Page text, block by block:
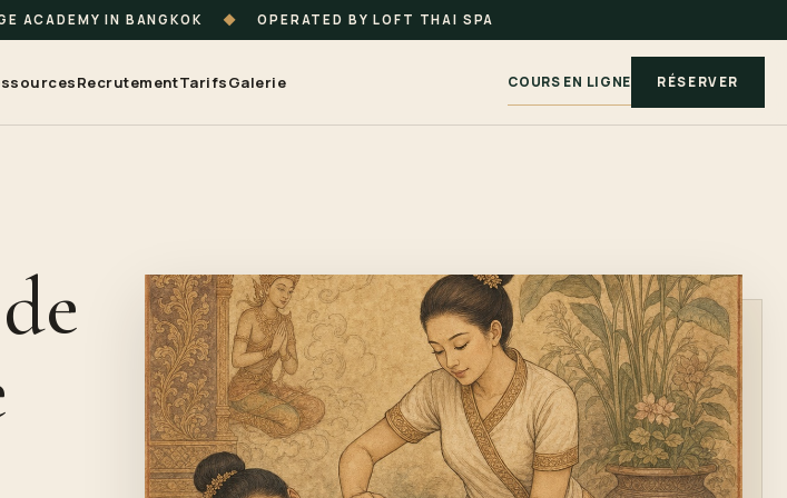
ACADEMY IN BANGKOK ◆ OPERATED BY LOFT THAI SPA
RecrutementTarifsGalerie COURS EN LIGNE RÉSERVER